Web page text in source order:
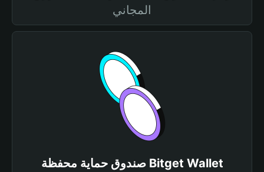
المجاني
صندوق حماية محفظة Bitget Wallet